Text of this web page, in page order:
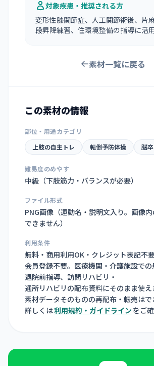
対象疾患・推奨される方
変形性膝関節症、人工関節術後、片
段昇降練習、住環境整備の指導に活用
素材一覧に戻る
この素材の情報
部位・用途カテゴリ
上肢の自主トレ
転倒予防体操 脳
難易度のめやす
中級（下肢筋力・バランスが必要）
ファイル形式
PNG画像（運動名・説明文入り。画像
できません）
利用条件
無料・商用利用OK・クレジット表記不
会員登録不要。医療機関・介護施設での
退院前指導、訪問リハビリ・
通所リハビリの配布資料にそのまま使え
素材データそのものの再配布・転売はで
詳しくは利用規約・ガイドライン をご